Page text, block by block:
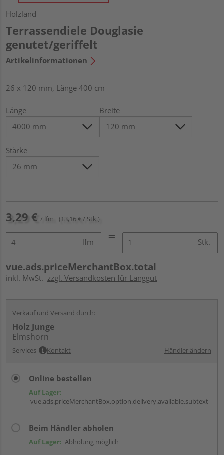
Holzland
Terrassendiele Douglasie
genutet/geriffelt
Artikelinformationen
26 x 120 mm, Länge 400 cm
Länge Breite
Stärke
3,29 € / lfm (13,16 € / Stk.)
lfm Stk.
vue.ads.priceMerchantBox.total
inkl. MwSt. zzgl. Versandkosten für Langgut
Verkauf und Versand durch:
Holz Junge
Elmshorn
Services Kontakt Händler ändern
Online bestellen
Auf Lager:
vue.ads.priceMerchantBox.option.delivery.available.subtext
Beim Händler abholen
Auf Lager: Abholung möglich